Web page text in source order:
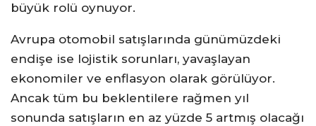
büyük rolü oynuyor.
Avrupa otomobil satışlarında günümüzdeki
endişe ise lojistik sorunları, yavaşlayan
ekonomiler ve enflasyon olarak görülüyor.
Ancak tüm bu beklentilere rağmen yıl
sonunda satışların en az yüzde 5 artmış olacağı